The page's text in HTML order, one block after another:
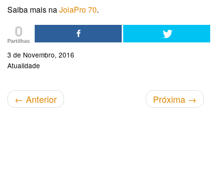
Saiba mais naJoiaPro 70.
0
Partilhas
3 de Novembro, 2016
Atualidade
← Anterior Próxima →